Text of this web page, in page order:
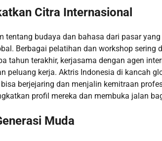
Citra Internasional
tentang budaya dan bahasa dari pasar
Berbagai pelatihan dan workshop
tahun terakhir, kerjasama dengan agen
peluang kerja. Aktris Indonesia di kancah
berjejaring dan menjalin kemitraan
profil mereka dan membuka jalan
Muda